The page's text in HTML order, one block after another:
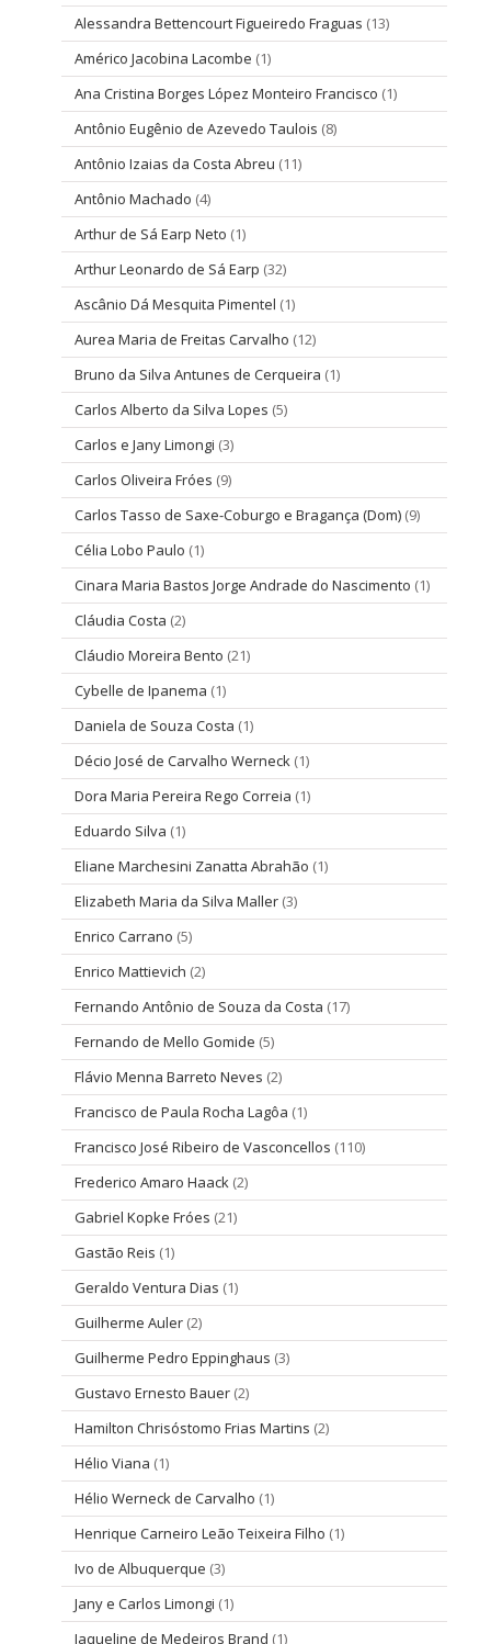
Alessandra Bettencourt Figueiredo Fraguas (13)
Américo Jacobina Lacombe (1)
Ana Cristina Borges López Monteiro Francisco (1)
Antônio Eugênio de Azevedo Taulois (8)
Antônio Izaias da Costa Abreu (11)
Antônio Machado (4)
Arthur de Sá Earp Neto (1)
Arthur Leonardo de Sá Earp (32)
Ascânio Dá Mesquita Pimentel (1)
Aurea Maria de Freitas Carvalho (12)
Bruno da Silva Antunes de Cerqueira (1)
Carlos Alberto da Silva Lopes (5)
Carlos e Jany Limongi (3)
Carlos Oliveira Fróes (9)
Carlos Tasso de Saxe-Coburgo e Bragança (Dom) (9)
Célia Lobo Paulo (1)
Cinara Maria Bastos Jorge Andrade do Nascimento (1)
Cláudia Costa (2)
Cláudio Moreira Bento (21)
Cybelle de Ipanema (1)
Daniela de Souza Costa (1)
Décio José de Carvalho Werneck (1)
Dora Maria Pereira Rego Correia (1)
Eduardo Silva (1)
Eliane Marchesini Zanatta Abrahão (1)
Elizabeth Maria da Silva Maller (3)
Enrico Carrano (5)
Enrico Mattievich (2)
Fernando Antônio de Souza da Costa (17)
Fernando de Mello Gomide (5)
Flávio Menna Barreto Neves (2)
Francisco de Paula Rocha Lagôa (1)
Francisco José Ribeiro de Vasconcellos (110)
Frederico Amaro Haack (2)
Gabriel Kopke Fróes (21)
Gastão Reis (1)
Geraldo Ventura Dias (1)
Guilherme Auler (2)
Guilherme Pedro Eppinghaus (3)
Gustavo Ernesto Bauer (2)
Hamilton Chrisóstomo Frias Martins (2)
Hélio Viana (1)
Hélio Werneck de Carvalho (1)
Henrique Carneiro Leão Teixeira Filho (1)
Ivo de Albuquerque (3)
Jany e Carlos Limongi (1)
Jaqueline de Medeiros Brand (1)